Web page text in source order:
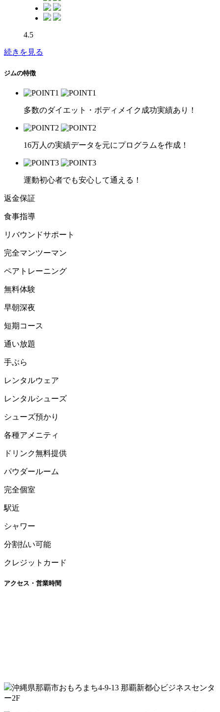
4.5
続きを見る
ジムの特徴
多数のダイエット・ボディメイク成功実績あり！
16万人の実績データを元にプログラムを作成！
運動初心者でも安心して通える！
返金保証
食事指導
リバウンドサポート
完全マンツーマン
ペアトレーニング
無料体験
早朝深夜
短期コース
通い放題
手ぶら
レンタルウェア
レンタルシューズ
シューズ預かり
各種アメニティ
ドリンク無料提供
パウダールーム
完全個室
駅近
シャワー
分割払い可能
クレジットカード
アクセス・営業時間
沖縄県那覇市おもろまち4-9-13 那覇新都心ビジネスセンタ
ー2F